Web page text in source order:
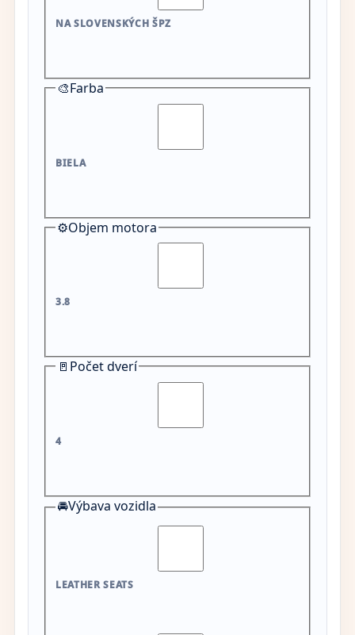
NA SLOVENSKÝCH ŠPZ
🎨Farba
BIELA
⚙️Objem motora
3.8
🚪 Počet dverí
4
🚘Výbava vozidla
LEATHER SEATS